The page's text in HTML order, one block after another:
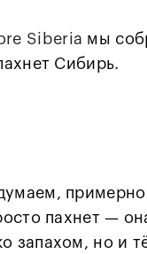
Siberia мы
Сибирь.
пахнет —
запахом, но и